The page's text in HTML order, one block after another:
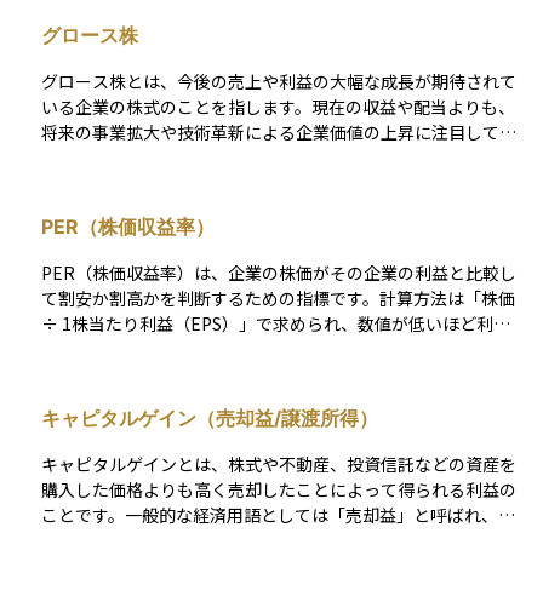
グロース株
グロース株とは、今後の売上や利益の大幅な成長が期待されて
いる企業の株式のことを指します。現在の収益や配当よりも、
将来の事業拡大や技術革新による企業価値の上昇に注目して投
や赤字ながらも将来性が評価されている企業も含まれます。一
方で、実際の業績が期待に届かない場合には、株価が急落する
リスクも高いため、投資判断には成長性だけでなく事業の持続
可能性や市場環境の見極めも重要です。長期的な視点でのリタ
ーンを重視する投資スタイルとの相性がよいとされています。
PER（株価収益率）
PER（株価収益率）は、企業の株価がその企業の利益と比較し
て割安か割高かを判断するための指標です。計算方法は「株価
÷ 1株当たり利益（EPS）」で求められ、数値が低いほど利益
いと解釈されることもありますが、過大評価されている可能性
もあるため注意が必要です。
キャピタルゲイン（売却益/譲渡所得）
キャピタルゲインとは、株式や不動産、投資信託などの資産を
購入した価格よりも高く売却したことによって得られる利益の
ことです。一般的な経済用語としては「売却益」と呼ばれ、資